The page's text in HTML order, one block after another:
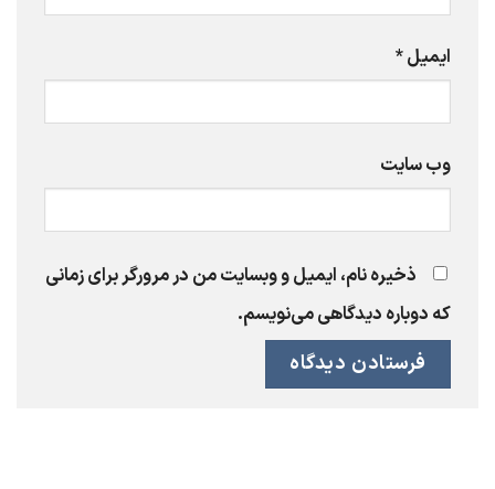
ایمیل*
وب‌ سایت
ذخیره نام، ایمیل و وبسایت من در مرورگر برای زمانی
که دوباره دیدگاهی می‌نویسم.